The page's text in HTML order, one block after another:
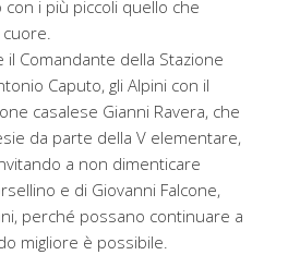
i più piccoli quello che
Comandante della Stazione
Caputo, gli Alpini con il
casalese Gianni Ravera, che
da parte della V elementare,
a non dimenticare
e di Giovanni Falcone,
perché possano continuare a
migliore è possibile.